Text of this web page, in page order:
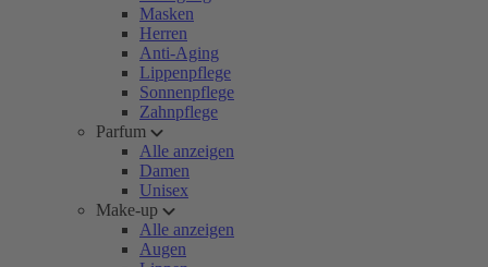
Masken
Herren
Anti-Aging
Lippenpflege
Sonnenpflege
Zahnpflege
Parfum
Alle anzeigen
Damen
Unisex
Make-up
Alle anzeigen
Augen